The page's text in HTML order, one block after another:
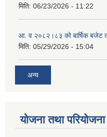
मिति: 06/23/2026 - 11:22
आ. व २०८२।८३ को बार्षिक बजेट
मिति: 05/29/2026 - 15:04
अन्य
योजना तथा परियोजना